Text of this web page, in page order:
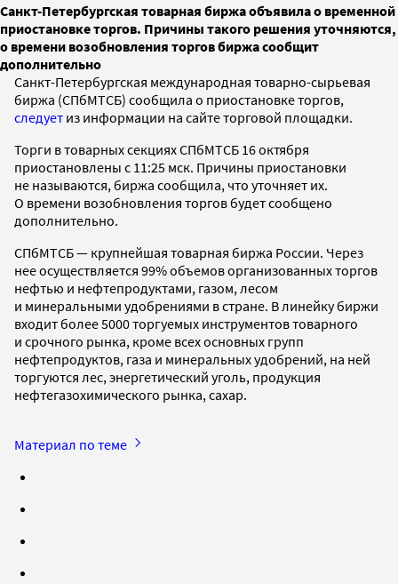
Санкт-Петербургская товарная биржа объявила о временной
приостановке торгов. Причины такого решения уточняются,
о времени возобновления торгов биржа сообщит
дополнительно
Санкт-Петербургская международная товарно-сырьевая
биржа (СПбМТСБ) сообщила о приостановке торгов,
следует из информации на сайте торговой площадки.
Торги в товарных секциях СПбМТСБ 16 октября
приостановлены с 11:25 мск. Причины приостановки
не называются, биржа сообщила, что уточняет их.
О времени возобновления торгов будет сообщено
дополнительно.
СПбМТСБ — крупнейшая товарная биржа России. Через
нее осуществляется 99% объемов организованных торгов
нефтью и нефтепродуктами, газом, лесом
и минеральными удобрениями в стране. В линейку биржи
входит более 5000 торгуемых инструментов товарного
и срочного рынка, кроме всех основных групп
нефтепродуктов, газа и минеральных удобрений, на ней
торгуются лес, энергетический уголь, продукция
нефтегазохимического рынка, сахар.
Материал по теме